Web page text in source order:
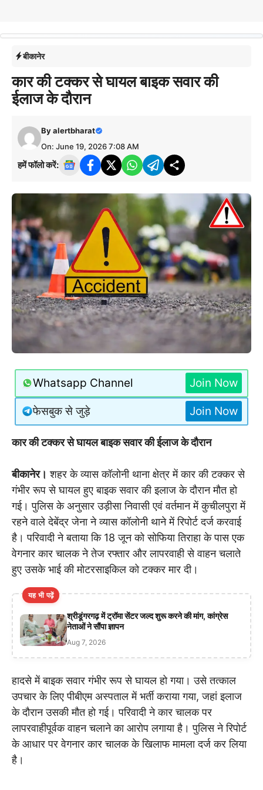
बीकानेर
कार की टक्कर से घायल बाइक सवार की
ईलाज के दौरान
Byalertbharat
On: June 19, 2026 7:08 AM
हमें फॉलो करें:
Whatsapp Channel Join Now
फेसबुक से जुड़े Join Now
कार की टक्कर से घायल बाइक सवार की ईलाज के दौरान
बीकानेर। शहर के व्यास कॉलोनी थाना क्षेत्र में कार की टक्कर से
गंभीर रूप से घायल हुए बाइक सवार की इलाज के दौरान मौत हो
गई। पुलिस के अनुसार उड़ीसा निवासी एवं वर्तमान में कुचीलपुरा में
रहने वाले देबेंद्र जेना ने व्यास कॉलोनी थाने में रिपोर्ट दर्ज करवाई
है। परिवादी ने बताया कि 18 जून को सोफिया तिराहा के पास एक
वेगनार कार चालक ने तेज रफ्तार और लापरवाही से वाहन चलाते
हुए उसके भाई की मोटरसाइकिल को टक्कर मार दी।
यह भी पढ़ें
श्रीडूंगरगढ़ में ट्रॉमा सेंटर जल्द शुरू करने की मांग, कांग्रेस
नेताओं ने सौंपा ज्ञापन
Aug 7, 2026
हादसे में बाइक सवार गंभीर रूप से घायल हो गया। उसे तत्काल
उपचार के लिए पीबीएम अस्पताल में भर्ती कराया गया, जहां इलाज
के दौरान उसकी मौत हो गई। परिवादी ने कार चालक पर
लापरवाहीपूर्वक वाहन चलाने का आरोप लगाया है। पुलिस ने रिपोर्ट
के आधार पर वेगनार कार चालक के खिलाफ मामला दर्ज कर लिया
है।